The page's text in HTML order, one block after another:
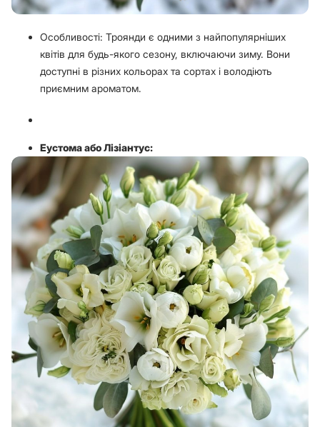
Особливості: Троянди є одними з найпопулярніших
квітів для будь-якого сезону, включаючи зиму. Вони
доступні в різних кольорах та сортах і володіють
приємним ароматом.
Еустома або Лізіантус: